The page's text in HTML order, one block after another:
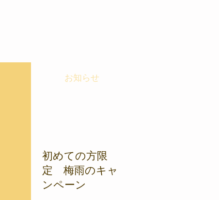
お知らせ
初めての方限
定 梅雨のキャ
ンペーン